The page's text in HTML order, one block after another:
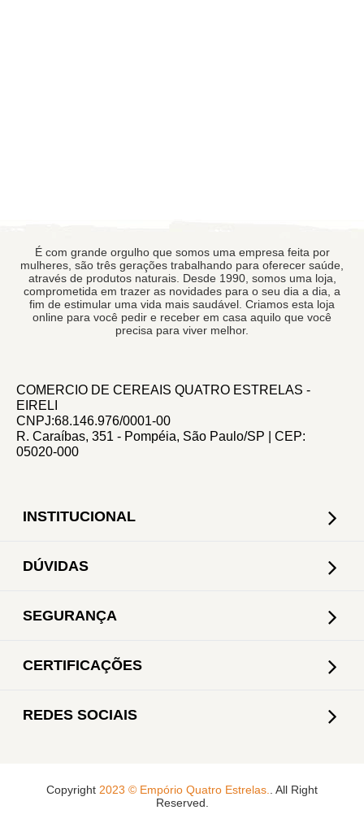
É com grande orgulho que somos uma empresa feita por
mulheres, são três gerações trabalhando para oferecer saúde,
através de produtos naturais. Desde 1990, somos uma loja,
comprometida em trazer as novidades para o seu dia a dia, a
fim de estimular uma vida mais saudável. Criamos esta loja
online para você pedir e receber em casa aquilo que você
precisa para viver melhor.
COMERCIO DE CEREAIS QUATRO ESTRELAS -
EIRELI
CNPJ:68.146.976/0001-00
R. Caraíbas, 351 - Pompéia, São Paulo/SP | CEP:
05020-000
INSTITUCIONAL
DÚVIDAS
SEGURANÇA
CERTIFICAÇÕES
REDES SOCIAIS
Copyright 2023 © Empório Quatro Estrelas.
. All Right
Reserved.